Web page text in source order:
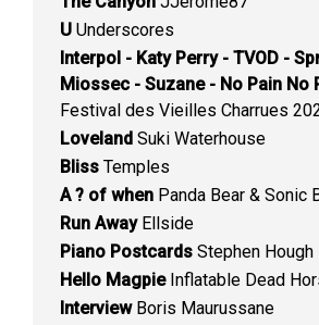
U Underscores
Interpol - Katy Perry - TVOD -
Miossec - Suzane - No Pain No
Festival des Vieilles Charrues
Loveland Suki Waterhouse
Bliss Temples
A ? of when Panda Bear & Sonic
Run AwayEllside
Piano Postcards Stephen Hough
Hello MagpieInflatable Dead
InterviewBoris Maurussane